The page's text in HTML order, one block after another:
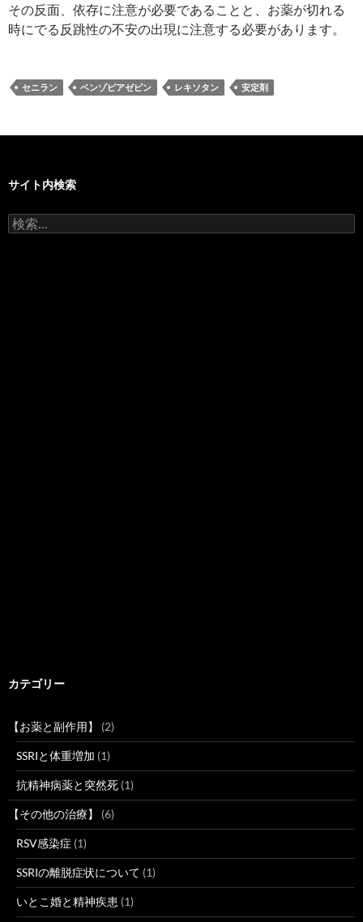
その反面、依存に注意が必要であることと、お薬が切れる
時にでる反跳性の不安の出現に注意する必要があります。
セニラン ベンゾピアゼピン レキソタン 安定剤
サイト内検索
検
索:
カテゴリー
【お薬と副作用】 (2)
SSRIと体重増加 (1)
抗精神病薬と突然死 (1)
【その他の治療】 (6)
RSV感染症 (1)
SSRIの離脱症状について (1)
いとこ婚と精神疾患 (1)